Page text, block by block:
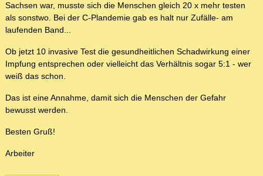
Sachsen war, musste sich die Menschen gleich 20 x mehr testen
als sonstwo. Bei der C-Plandemie gab es halt nur Zufälle- am
laufenden Band...
Ob jetzt 10 invasive Test die gesundheitlichen Schadwirkung einer
Impfung entsprechen oder vielleicht das Verhältnis sogar 5:1 - wer
weiß das schon.
Das ist eine Annahme, damit sich die Menschen der Gefahr
bewusst werden.
Besten Gruß!
Arbeiter